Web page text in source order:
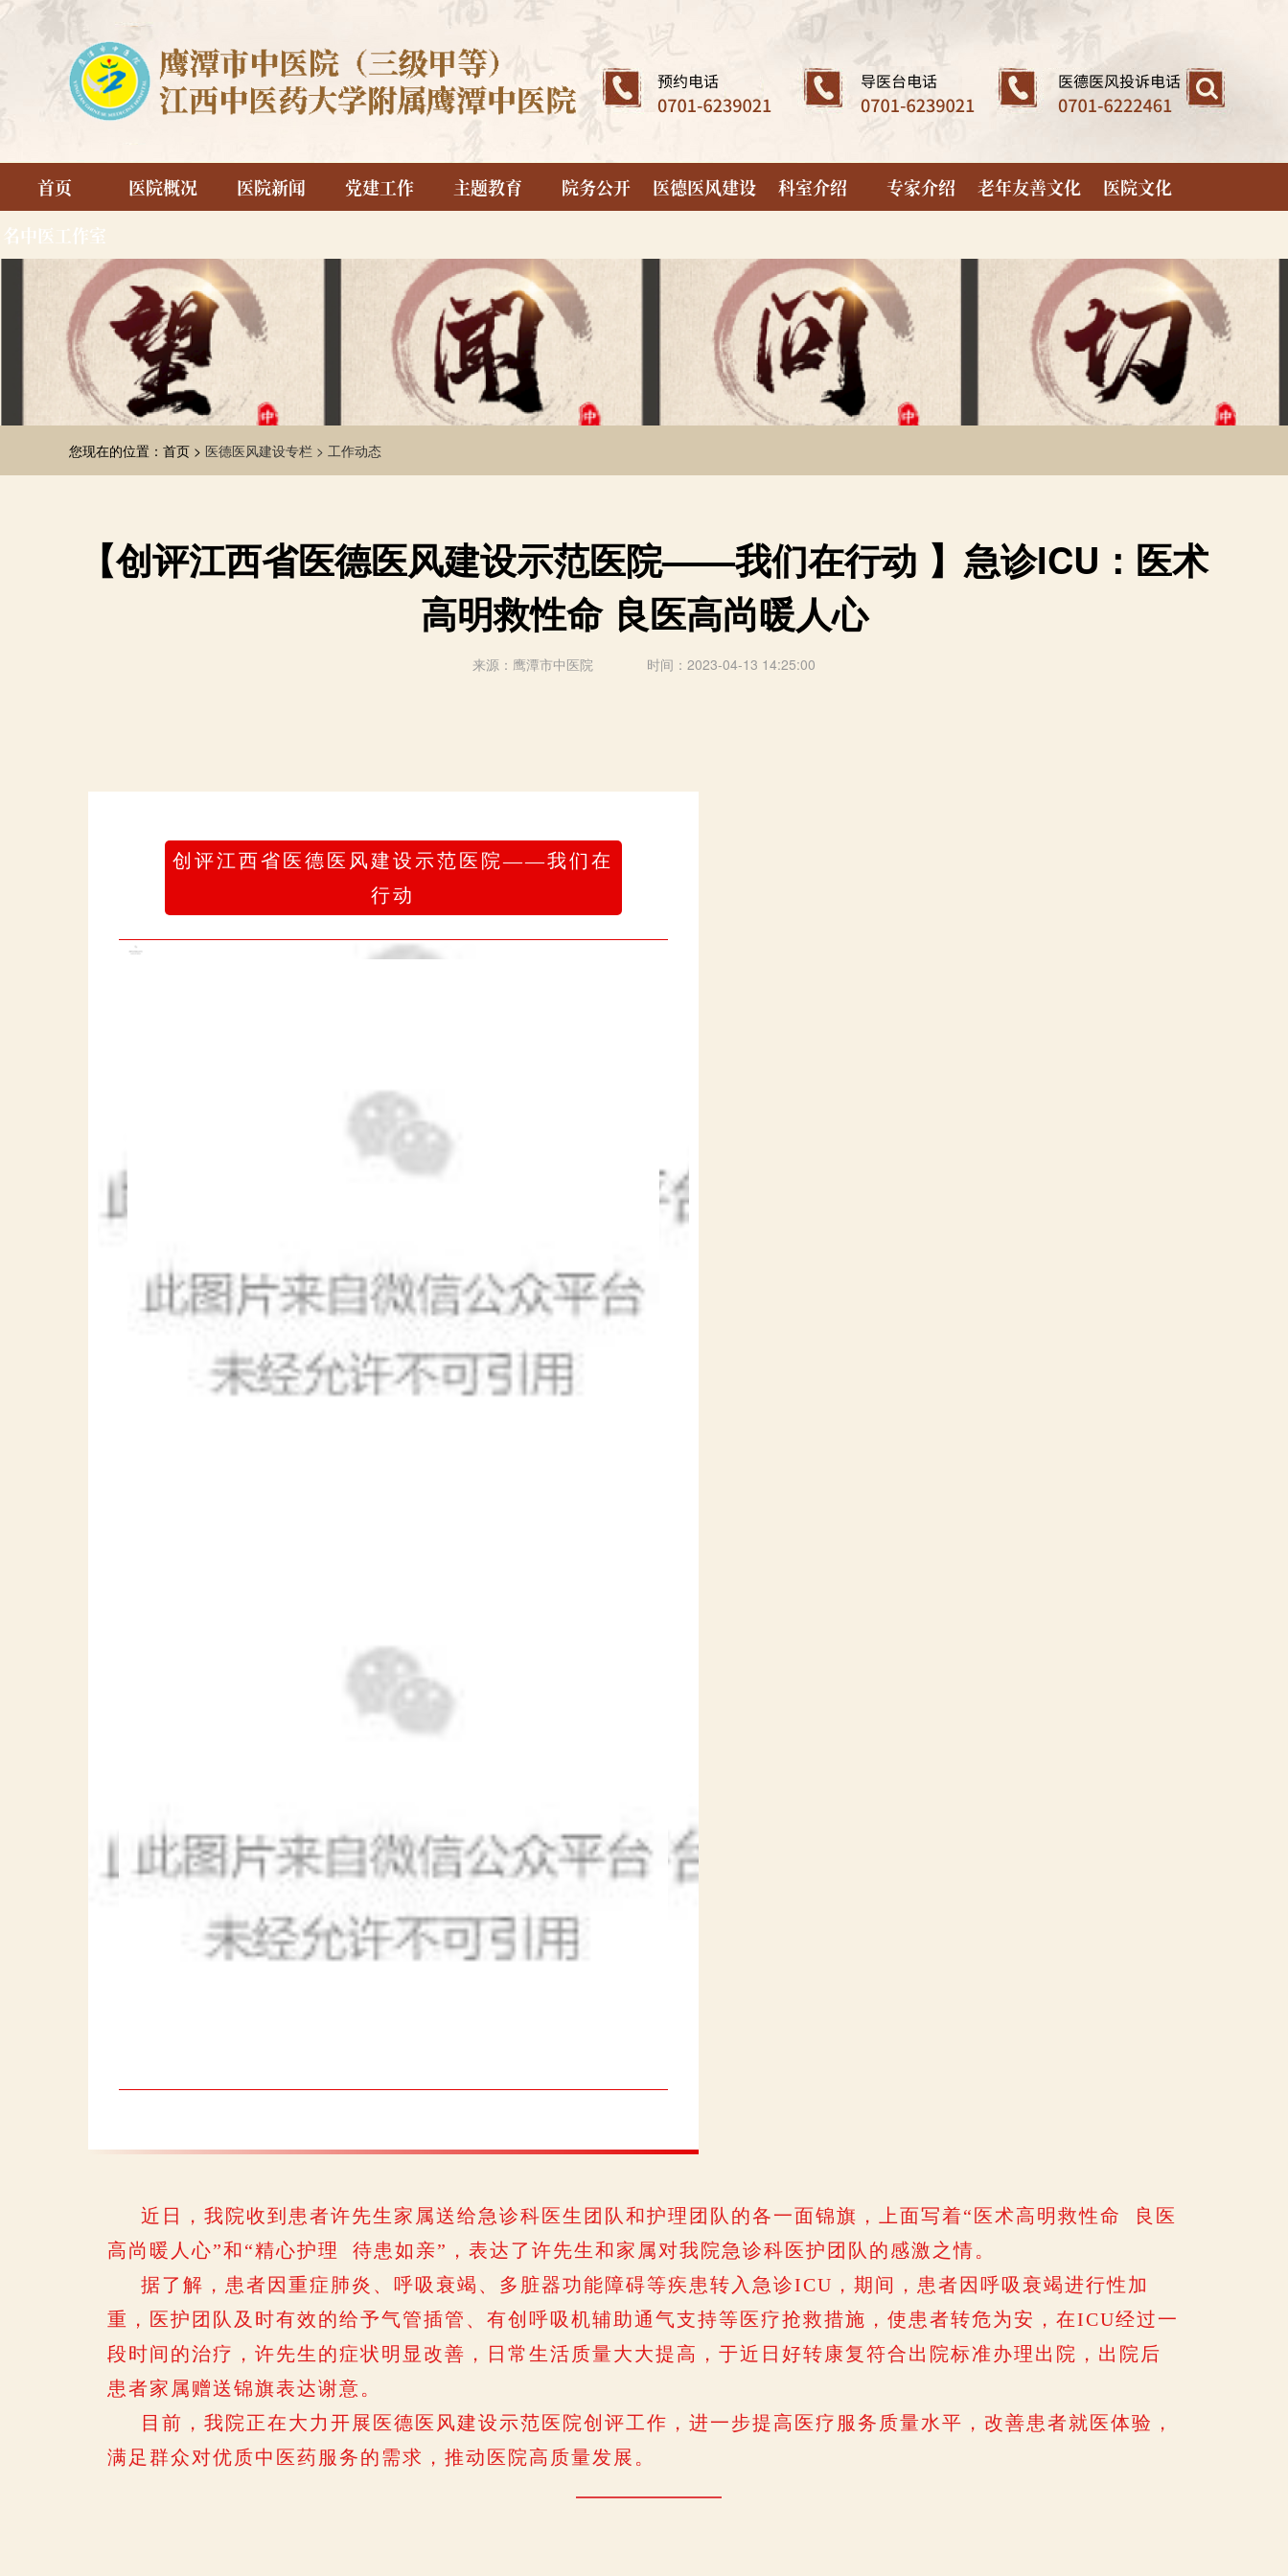
首页 医院概况 医院新闻 党建工作 主题教育 院务公开 医德医风建设 科室介绍 专家介绍 老年友善文化
医院文化
名中医工作室
您现在的位置：首页 > 医德医风建设专栏 > 工作动态
【创评江西省医德医风建设示范医院——我们在行动 】急诊ICU：医术
高明救性命 良医高尚暖人心
来源：鹰潭市中医院 时间：2023-04-13 14:25:00
创评江西省医德医风建设示范医院——我们在
行动
近日，我院收到患者许先生家属送给急诊科医生团队和护理团队的各一面锦旗，上面写着“医术高明救性命 良医
高尚暖人心”和“精心护理 待患如亲”，表达了许先生和家属对我院急诊科医护团队的感激之情。
据了解，患者因重症肺炎、呼吸衰竭、多脏器功能障碍等疾患转入急诊ICU，期间，患者因呼吸衰竭进行性加
重，医护团队及时有效的给予气管插管、有创呼吸机辅助通气支持等医疗抢救措施，使患者转危为安，在ICU经过一
段时间的治疗，许先生的症状明显改善，日常生活质量大大提高，于近日好转康复符合出院标准办理出院，出院后
患者家属赠送锦旗表达谢意。
目前，我院正在大力开展医德医风建设示范医院创评工作，进一步提高医疗服务质量水平，改善患者就医体验，
满足群众对优质中医药服务的需求，推动医院高质量发展。